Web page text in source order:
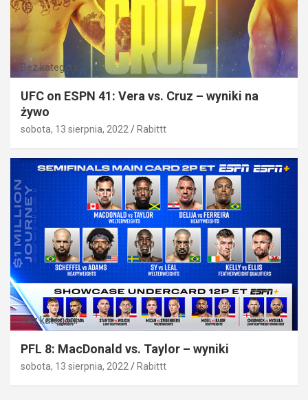
Bez kategorii
UFC on ESPN 41: Vera vs. Cruz – wyniki na
żywo
sobota, 13 sierpnia, 2022 Rabittt
Bez kategorii
PFL 8: MacDonald vs. Taylor – wyniki
sobota, 13 sierpnia, 2022 Rabittt